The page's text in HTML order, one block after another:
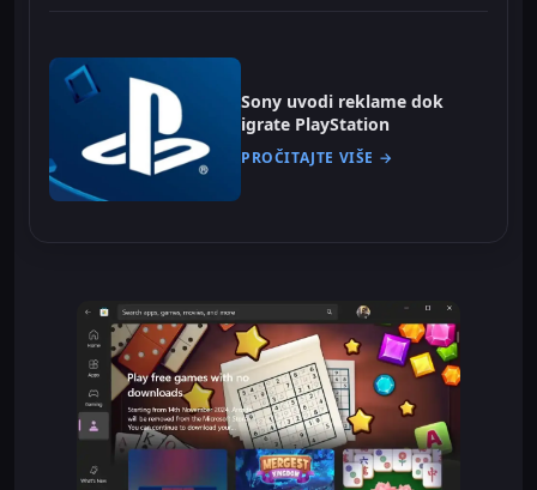
Sony uvodi reklame dok
igrate PlayStation
PROČITAJTE VIŠE →